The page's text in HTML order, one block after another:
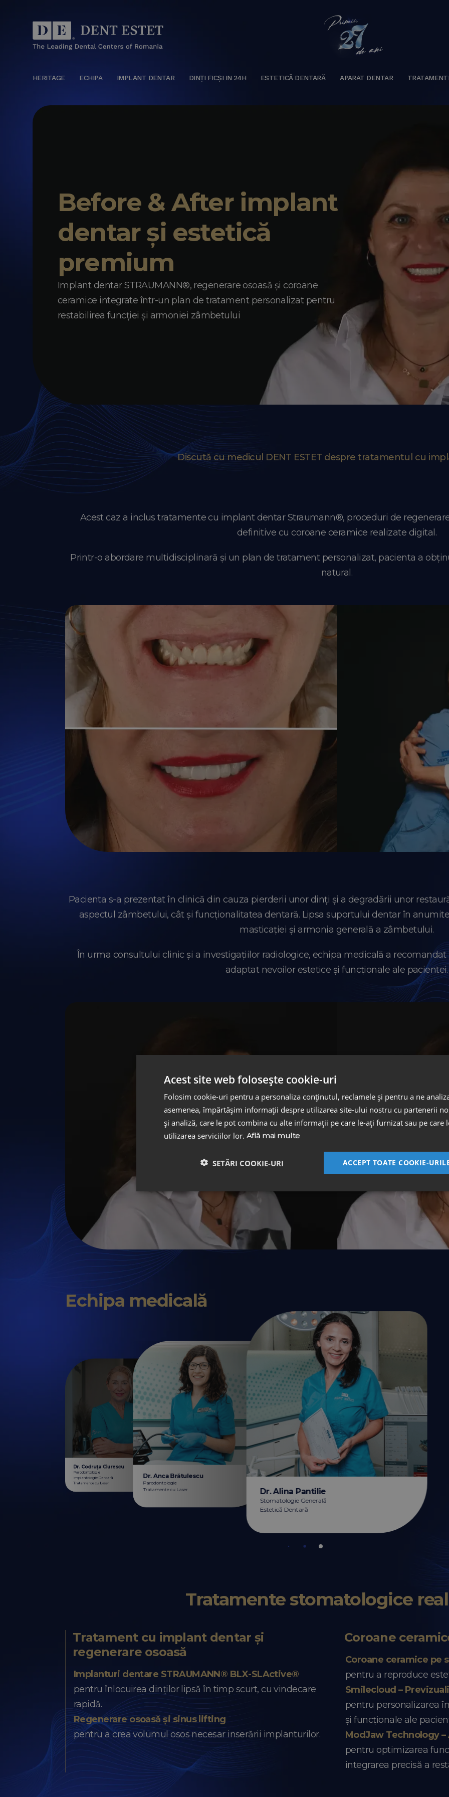
HERITAGE ECHIPA IMPLANT DENTAR DINȚI FICȘI IN 24H ESTETICĂ DENTARĂ APARAT DENTAR
Before & After implant
dentar și estetică
premium
Implant dentar STRAUMANN®, regenerare osoasă și coroane
ceramice integrate într-un plan de tratament personalizat pentru
restabilirea funcției și armoniei zâmbetului
Discută cu medicul DENT ESTET despre tratamentul cu
Acest caz a inclus tratamente cu implant dentar Straumann®, proceduri de
definitive cu coroane ceramice realizate digital.
Printr-o abordare multidisciplinară și un plan de tratament personalizat, pacienta a
natural.
Pacienta s-a prezentat în clinică din cauza pierderii unor dinți și a degradării unor
aspectul zâmbetului, cât și funcționalitatea dentară. Lipsa suportului dentar în
masticației și armonia generală a zâmbetului.
În urma consultului clinic și a investigațiilor radiologice, echipa medicală a
adaptat nevoilor estetice și funcționale ale pacientei.
Echipa medicală
Dr. Codruța Ciurescu
Parodontologie
Implantologie Dentară
Tratamente cu Laser
Dr. Anca Brătulescu
Parodontologie
Tratamente cu Laser Dr. Alina Pantilie
Stomatologie Generală
Estetică Dentară
Tratamente stomatologice
Tratament cu implant dentar și
regenerare osoasă
Implanturi dentare STRAUMANN® BLX-SLActive®
pentru înlocuirea dinților lipsă în timp scurt, cu vindecare
rapidă.
Regenerare osoasă și sinus lifting
pentru a crea volumul osos necesar inserării implanturilor.
Coroane
Coroane ceramice pe
pentru a reproduce
Smilecloud –
pentru personalizarea
și funcționale ale
ModJaw Technology
pentru optimizarea
integrarea precisă a
Acest site web folosește cookie-uri
Folosim cookie-uri pentru a personaliza conținutul, reclamele și pentru a ne
asemenea, împărtășim informații despre utilizarea site-ului nostru cu partenerii
și analiză, care le pot combina cu alte informații pe care le-ați furnizat sau pe care
utilizarea serviciilor lor. Află mai multe
ACCEPT TOATE COOKIE-
SETĂRI COOKIE-URI